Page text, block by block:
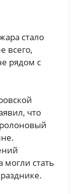
стало
всего,
рядом с
что
могли стать